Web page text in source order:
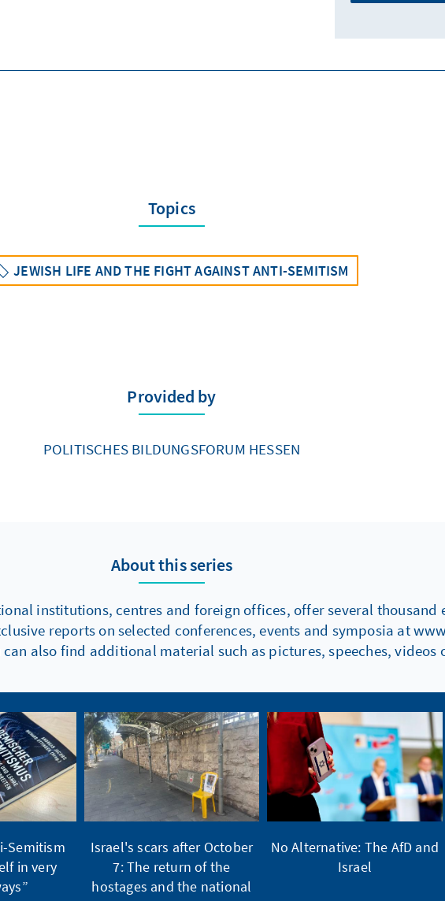
Topics
JEWISH LIFE AND THE FIGHT AGAINST ANTI-SEMITISM
Provided by
POLITISCHES BILDUNGSFORUM HESSEN
About this series
institutions, centres and foreign offices, offer several thousand
reports on selected conferences, events and symposia at
also find additional material such as pictures, speeches, videos
Semitism
in very
Israel's scars after October
7: The return of the
hostages and the national
No Alternative: The AfD and
Israel